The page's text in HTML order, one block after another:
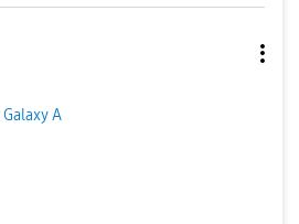
Galaxy A